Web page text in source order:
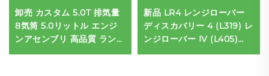
卸売 カスタム 5.0T 排気量
8気筒 5.0リットル エンジ
ンアセンブリ 高品質 ランド
ローバー 508PS対応
新品 LR4 レンジローバー
ディスカバリー 4 (L319) レ
ンジローバー IV (L405)
3.0T 6気筒 ディーゼルエン